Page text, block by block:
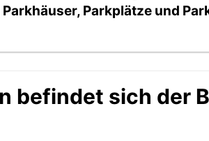
Parkplätze und
befindet sich der